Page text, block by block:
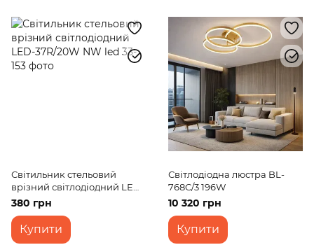
Світильник стельовий
врізний світлодіодний LED-
37R/20W NW led
380 грн
Купити
Світлодіодна люстра BL-
768C/3 196W
10 320 грн
Купити